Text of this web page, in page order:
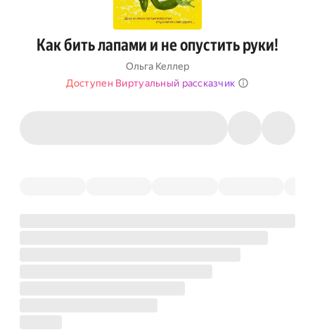
Как бить лапами и не опустить руки!
Ольга Келлер
Доступен Виртуальный рассказчик